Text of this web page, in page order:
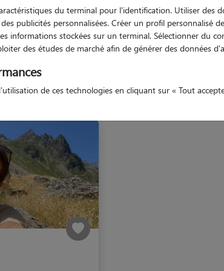
du terminal pour l'identification. Utiliser des
publicités personnalisées. Créer un profil
informations stockées sur un terminal. Sélectionner du
des études de marché afin de générer des données
de ces technologies en cliquant sur « Tout